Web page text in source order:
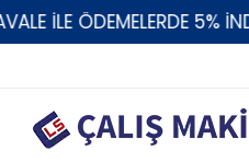
İLE ÖDEMELERDE 5% İNDİRİM